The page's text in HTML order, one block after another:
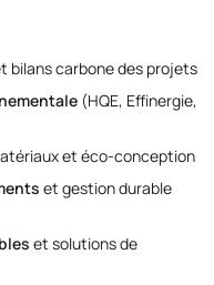
bilans carbone des projets
(HQE, Effinergie,
et éco-conception
et gestion durable
et solutions de